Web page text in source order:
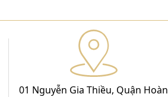
01 Nguyễn Gia Thiều, Quận Hoàn